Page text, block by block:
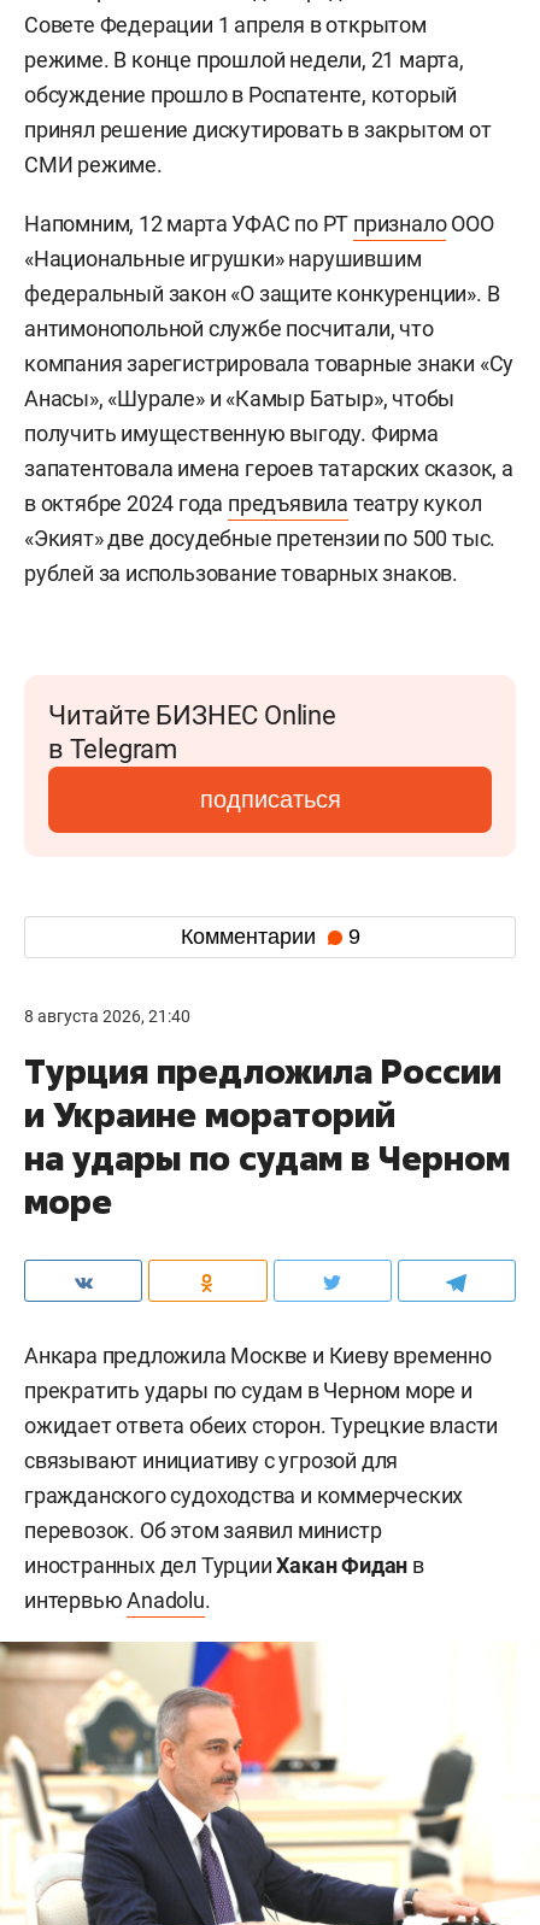
Совете Федерации 1 апреля в открытом
режиме. В конце прошлой недели, 21 марта,
обсуждение прошло в Роспатенте, который
принял решение дискутировать в закрытом от
СМИ режиме.
Напомним, 12 марта УФАС по РТ призналоООО
«Национальные игрушки» нарушившим
федеральный закон «О защите конкуренции». В
антимонопольной службе посчитали, что
компания зарегистрировала товарные знаки «Су
Анасы», «Шурале» и «Камыр Батыр», чтобы
получить имущественную выгоду. Фирма
запатентовала имена героев татарских сказок, а
в октябре 2024 года предъявила театру кукол
«Экият» две досудебные претензии по 500 тыс.
рублей за использование товарных знаков.
Читайте БИЗНЕС Online
в Telegram
подписаться
Комментарии 9
8 августа 2026, 21:40
Турция предложила России
и Украине мораторий
на удары по судам в Черном
море
Анкара предложила Москве и Киеву временно
прекратить удары по судам в Черном море и
ожидает ответа обеих сторон. Турецкие власти
связывают инициативу с угрозой для
гражданского судоходства и коммерческих
перевозок. Об этом заявил министр
иностранных дел ТурцииХакан Фидан в
интервьюAnadolu.